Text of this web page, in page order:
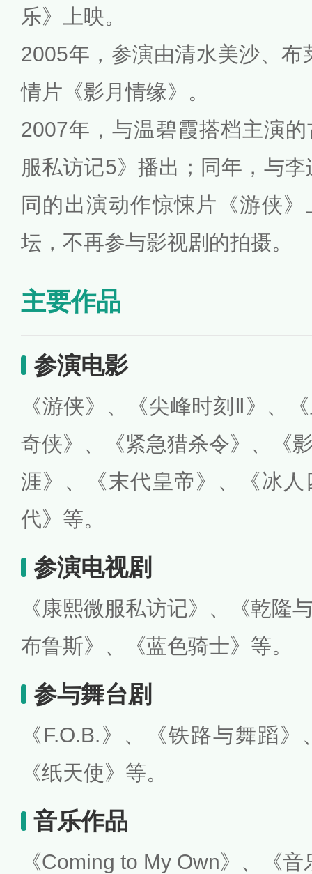
乐》上映。
2005年，参演由清水美沙、布
情片《影月情缘》。
2007年，与温碧霞搭档主演
服私访记5》播出；同年，与
同的出演动作惊悚片《游侠
坛，不再参与影视剧的拍摄。
主要作品
参演电影
《游侠》、《尖峰时刻Ⅱ》、
奇侠》、《紧急猎杀令》、《
涯》、《末代皇帝》、《冰
代》等。
参演电视剧
《康熙微服私访记》、《乾隆
布鲁斯》、《蓝色骑士》等。
参与舞台剧
《F.O.B.》、
《铁路与舞蹈》
《纸天使》等。
音乐作品
《Coming to My Own》、《